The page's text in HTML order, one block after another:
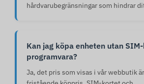
hårdvarubegränsningar som hindrar
Kan jag köpa enheten utan
programvara?
Ja, det pris som visas i vår webbutik